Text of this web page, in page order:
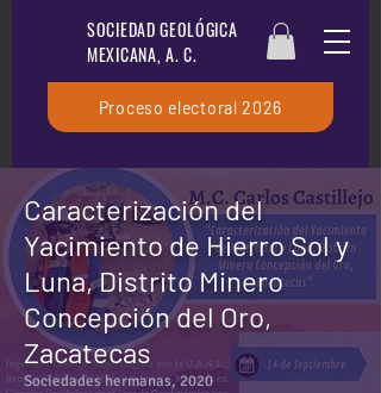
SOCIEDAD GEOLÓGICA
MEXICANA, A. C.
Proceso electoral 2026
Caracterización del
Yacimiento de Hierro Sol y
Luna, Distrito Minero
Concepción del Oro,
Zacatecas
Sociedades hermanas, 2020